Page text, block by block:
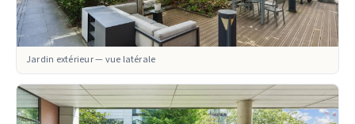
Jardin extérieur — vue latérale